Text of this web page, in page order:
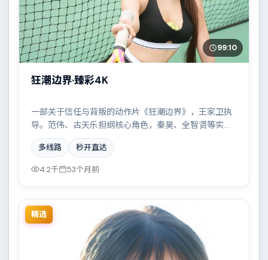
99:10
狂潮边界·臻彩4K
一部关于信任与背叛的动作片《狂潮边界》，王家卫执
导。范伟、古天乐担纲核心角色，秦昊、全智贤等实力
加盟，取景与班底多来自墨西哥。边境线上的对峙与谈
判扣人心弦。结尾留白耐人寻味。
多线路 秒开直达
4.2千 53个月前
精选